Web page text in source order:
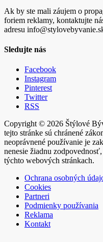
Ak by ste mali záujem o
foriem reklamy, kontaktujte
adresu
Sledujte nás
Facebook
Instagram
Pinterest
Twitter
RSS
Copyright © 2026 Štýlové
tejto stránke sú chránené
neoprávnené používanie je
nenesie žiadnu
týchto webových stránkach.
Ochrana osobných
Cookies
Partneri
Podmienky používania
Reklama
Kontakt